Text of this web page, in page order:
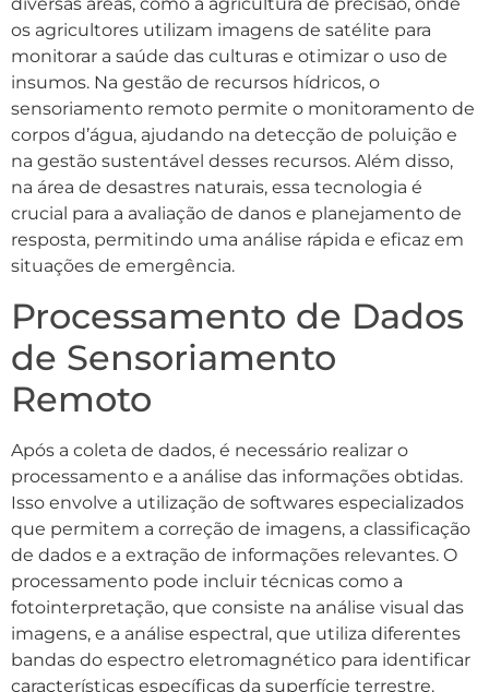
diversas áreas, como a agricultura de precisão, onde
os agricultores utilizam imagens de satélite para
monitorar a saúde das culturas e otimizar o uso de
insumos. Na gestão de recursos hídricos, o
sensoriamento remoto permite o monitoramento de
corpos d’água, ajudando na detecção de poluição e
na gestão sustentável desses recursos. Além disso,
na área de desastres naturais, essa tecnologia é
crucial para a avaliação de danos e planejamento de
resposta, permitindo uma análise rápida e eficaz em
situações de emergência.
Processamento de Dados
de Sensoriamento
Remoto
Após a coleta de dados, é necessário realizar o
processamento e a análise das informações obtidas.
Isso envolve a utilização de softwares especializados
que permitem a correção de imagens, a classificação
de dados e a extração de informações relevantes. O
processamento pode incluir técnicas como a
fotointerpretação, que consiste na análise visual das
imagens, e a análise espectral, que utiliza diferentes
bandas do espectro eletromagnético para identificar
características específicas da superfície terrestre.